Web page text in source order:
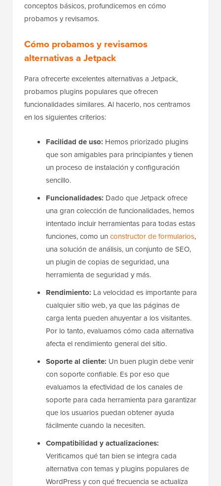
conceptos básicos, profundicemos en cómo
probamos y revisamos.
Cómo probamos y revisamos
alternativas a Jetpack
Para ofrecerte excelentes alternativas a Jetpack,
probamos plugins populares que ofrecen
funcionalidades similares. Al hacerlo, nos centramos
en los siguientes criterios:
Facilidad de uso: Hemos priorizado plugins
que son amigables para principiantes y tienen
un proceso de instalación y configuración
sencillo.
Funcionalidades: Dado que Jetpack ofrece
una gran colección de funcionalidades, hemos
intentado incluir herramientas para todas estas
funciones, como un constructor de formularios,
una solución de análisis, un conjunto de SEO,
un plugin de copias de seguridad, una
herramienta de seguridad y más.
Rendimiento: La velocidad es importante para
cualquier sitio web, ya que las páginas de
carga lenta pueden ahuyentar a los visitantes.
Por lo tanto, evaluamos cómo cada alternativa
afecta el rendimiento general del sitio.
Soporte al cliente: Un buen plugin debe venir
con soporte confiable. Es por eso que
evaluamos la efectividad de los canales de
soporte para cada herramienta para garantizar
que los usuarios puedan obtener ayuda
fácilmente cuando la necesiten.
Compatibilidad y actualizaciones:
Verificamos qué tan bien se integra cada
alternativa con temas y plugins populares de
WordPress y con qué frecuencia se actualiza